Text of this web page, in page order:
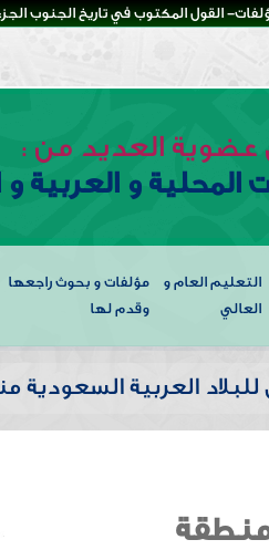
القول المكتوب في تاريخ الجنوب
العديد من :
و العربية و
التعليم العام و
العالي
مؤلفات و بحوث راجعها
وقدم لها
العربية السعودية
منطقة